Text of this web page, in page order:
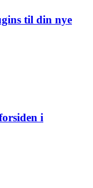
til din nye
i